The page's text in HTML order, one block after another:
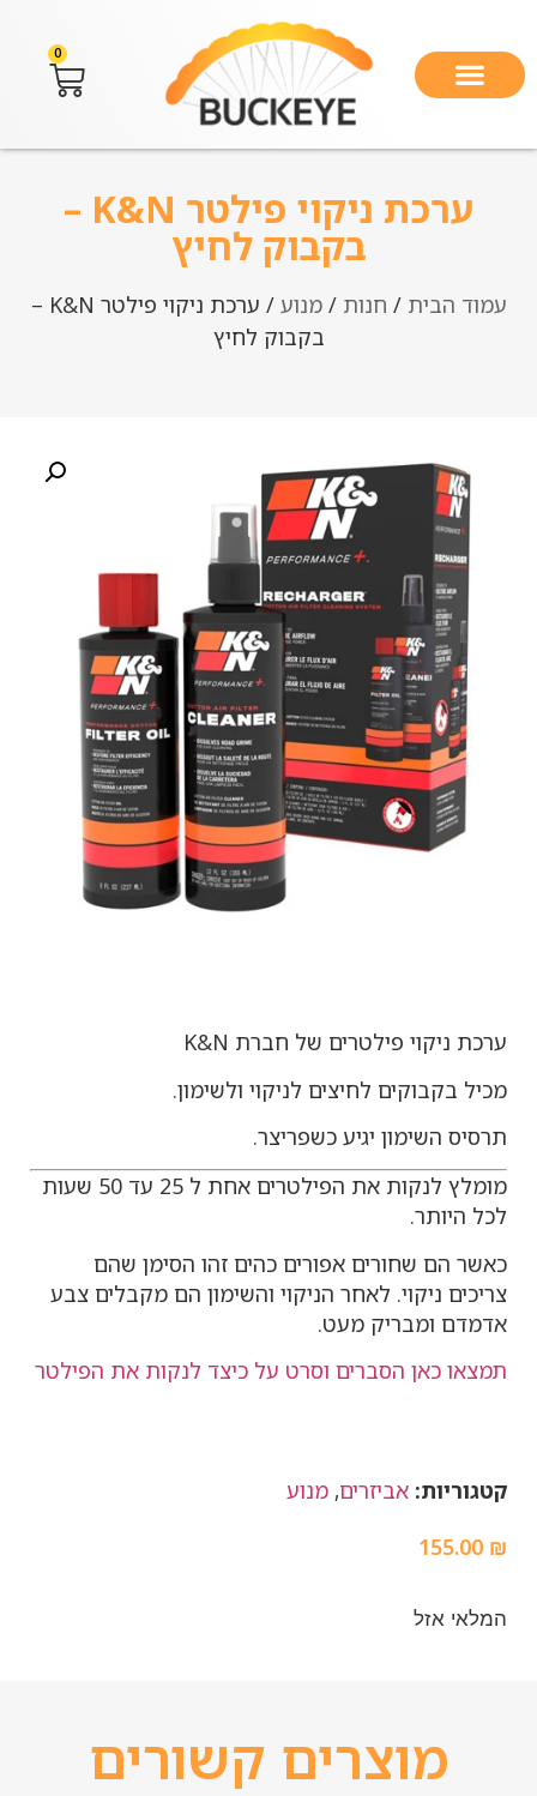
0
ערכת ניקוי פילטר K&N –
בקבוק לחיץ
עמוד הבית / חנות /מנוע
/ ערכת ניקוי פילטר K&N –
בקבוק לחיץ
ערכת ניקוי פילטרים של חברת K&N
מכיל בקבוקים לחיצים לניקוי ולשימון.
תרסיס השימון יגיע כשפריצר.
מומלץ לנקות את הפילטרים אחת ל 25 עד 50 שעות
לכל היותר.
כאשר הם שחורים אפורים כהים זהו הסימן שהם
צריכים ניקוי. לאחר הניקוי והשימון הם מקבלים צבע
אדמדם ומבריק מעט.
תמצאו כאן הסברים וסרט על כיצד לנקות את הפילטר
קטגוריות: אביזרים, מנוע
155.00 ₪
המלאי אזל
מוצרים קשורים